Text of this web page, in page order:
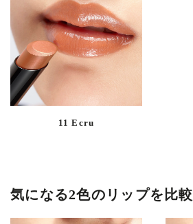
11 Ecru
気になる2色のリップを比較